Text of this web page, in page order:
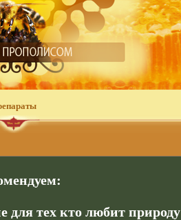
тех кто любит природу